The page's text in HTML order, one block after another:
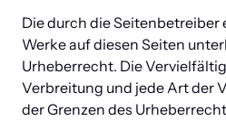
Die durch die Seitenbetreiber
Werke auf diesen Seiten
Urheberrecht. Die
Verbreitung und jede Art der
der Grenzen des